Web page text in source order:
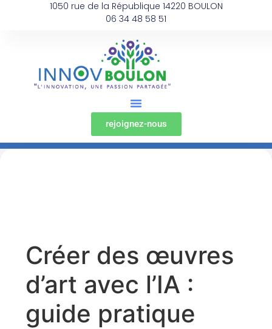
1050 rue de la République 14220 BOULON
06 34 48 58 51
rejoignez-nous
Créer des œuvres
d’art avec l’IA :
guide pratique